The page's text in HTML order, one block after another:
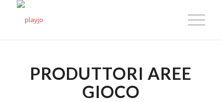
PRODUTTORI AREE
GIOCO